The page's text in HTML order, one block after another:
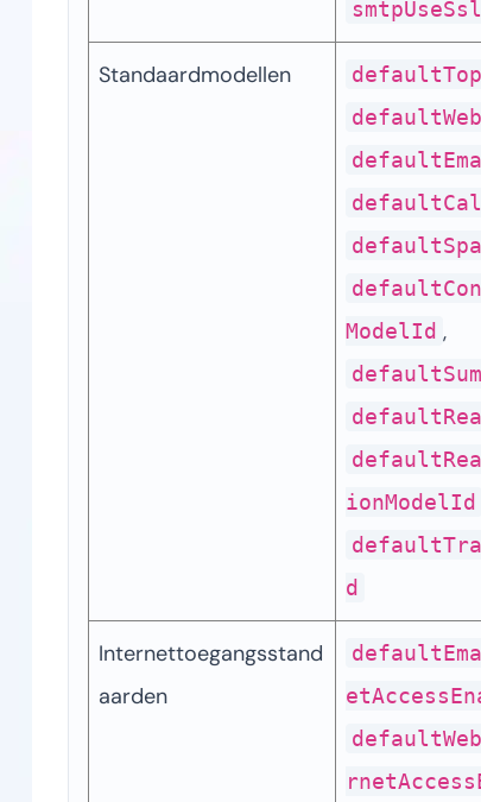
smtpUseSsl
Standaardmodellen
ModelId
ionModelId
d
Internettoegangsstand
aarden